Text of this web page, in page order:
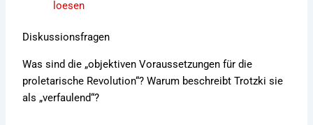
loesen
Diskussionsfragen
Was sind die „objektiven Voraussetzungen für die
proletarische Revolution“? Warum beschreibt Trotzki sie
als „verfaulend“?